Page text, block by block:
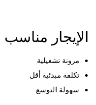
الإيجار
مرونة تشغيلية
تكلفة مبدئية أقل
سهولة التوسع